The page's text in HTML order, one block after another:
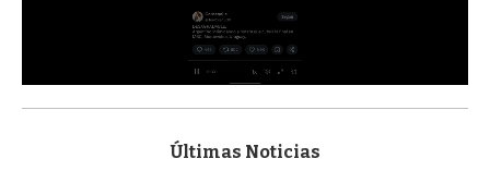
s
Últimas Noticias